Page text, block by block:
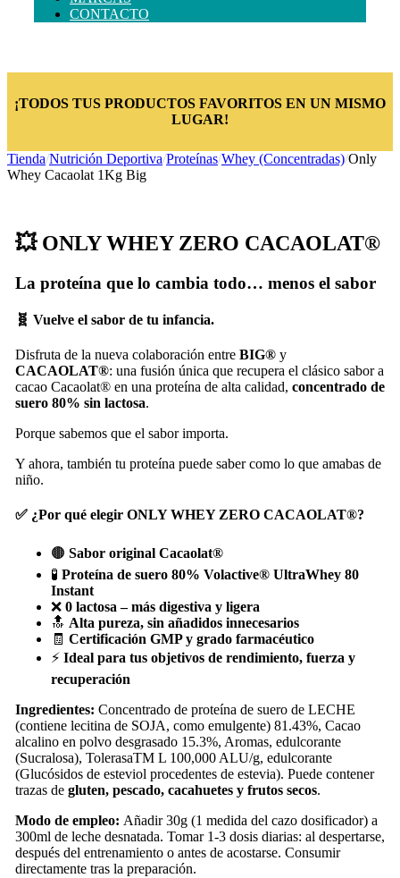
CONTACTO
¡TODOS TUS PRODUCTOS FAVORITOS EN UN MISMO
LUGAR!
Tienda/Nutrición Deportiva/Proteínas/Whey (Concentradas)/Only
Whey Cacaolat 1Kg Big
💥 ONLY WHEY ZERO CACAOLAT®
La proteína que lo cambia todo… menos el sabor
🧬 Vuelve el sabor de tu infancia.
Disfruta de la nueva colaboración entre BIG®y
CACAOLAT®: una fusión única que recupera el clásico sabor a
cacao Cacaolat® en una proteína de alta calidad, concentrado de
suero 80% sin lactosa.
Porque sabemos que el sabor importa.
Y ahora, también tu proteína puede saber como lo que amabas de
niño.
✅ ¿Por qué elegir ONLY WHEY ZERO CACAOLAT®?
🟤 Sabor original Cacaolat®
🧪 Proteína de suero 80% Volactive® UltraWhey 80
Instant
❌ 0 lactosa – más digestiva y ligera
🔝 Alta pureza, sin añadidos innecesarios
🧾 Certificación GMP y grado farmacéutico
⚡ Ideal para tus objetivos de rendimiento, fuerza y
recuperación
Ingredientes: Concentrado de proteína de suero de LECHE
(contiene lecitina de SOJA, como emulgente) 81.43%, Cacao
alcalino en polvo desgrasado 15.3%, Aromas, edulcorante
(Sucralosa), TolerasaTM L 100,000 ALU/g, edulcorante
(Glucósidos de esteviol procedentes de estevia). Puede contener
trazas de gluten, pescado, cacahuetes y frutos secos.
Modo de empleo: Añadir 30g (1 medida del cazo dosificador) a
300ml de leche desnatada. Tomar 1-3 dosis diarias: al despertarse,
después del entrenamiento o antes de acostarse. Consumir
directamente tras la preparación.